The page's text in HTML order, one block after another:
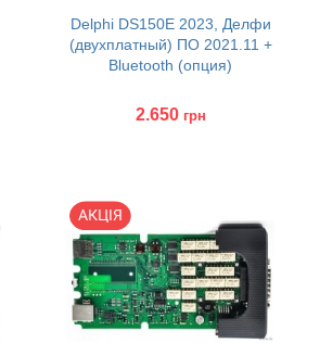
Delphi DS150E 2023, Делфи
(двухплатный) ПО 2021.11 +
Bluetooth (опция)
2.650 грн
Купить